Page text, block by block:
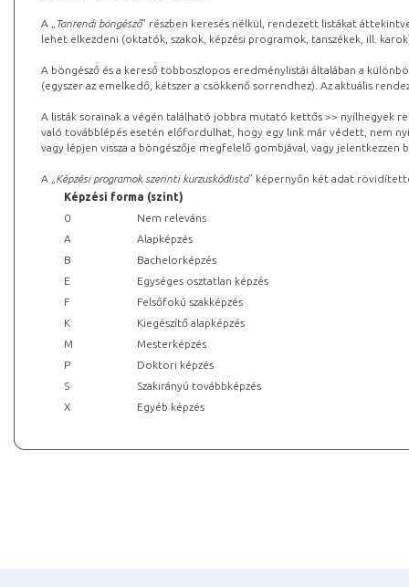
A „ Tanrendi böngésző” részben keresés nélkül, rendezett listákat
lehet elkezdeni (oktatók, szakok, képzési programok, tanszékek, ill.
A böngésző és a kereső többoszlopos eredménylistái általában a
(egyszer az emelkedő, kétszer a csökkenő sorrendhez). Az aktuális
A listák sorainak a végén található jobbra mutató kettős >> nyílhegyek
való továbblépés esetén előfordulhat, hogy egy link már védett, nem
vagy lépjen vissza a böngészője megfelelő gombjával, vagy
A „ Képzési programok szerinti kurzuskódlista” képernyőn két adat
Képzési forma (szint)
0
Nem releváns
A
Alapképzés
B
Bachelorképzés
E
Egységes osztatlan képzés
F
Felsőfokú szakképzés
K
Kiegészítő alapképzés
M
Mesterképzés
P
Doktori képzés
S
Szakirányú továbbképzés
X
Egyéb képzés